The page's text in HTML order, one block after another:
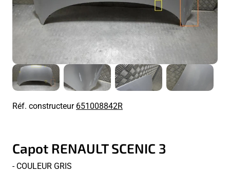
Réf. constructeur651008842R
Capot RENAULT SCENIC 3
- COULEUR GRIS